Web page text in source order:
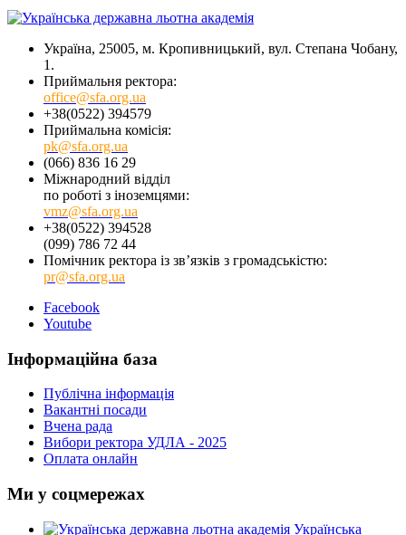
Україна, 25005, м. Кропивницький, вул. Степана Чобану,
1.
Приймальня ректора:
office@sfa.org.ua
+38(0522) 394579
Приймальна комісія:
pk@sfa.org.ua
(066) 836 16 29
Міжнародний відділ
по роботі з іноземцями:
vmz@sfa.org.ua
+38(0522) 394528
(099) 786 72 44
Помічник ректора із зв’язків з громадськістю:
pr@sfa.org.ua
Facebook
Youtube
Інформаційна база
Публічна інформація
Вакантні посади
Вчена рада
Вибори ректора УДЛА - 2025
Оплата онлайн
Ми у соцмережах
Українська